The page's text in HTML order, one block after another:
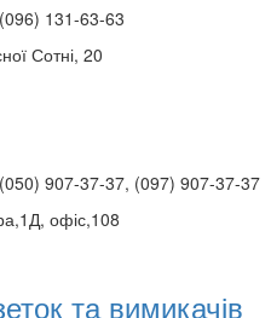
131-63-63
Сотні, 20
907-37-37, (097) 907-37-37
офіс,108
та вимикачів